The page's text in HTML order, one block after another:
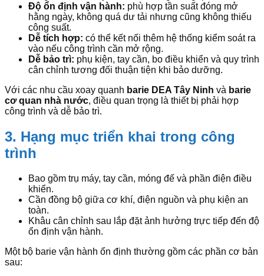
Độ ổn định vận hành: phù hợp tần suất đóng mở
hằng ngày, không quá dư tải nhưng cũng không thiếu
công suất.
Dễ tích hợp: có thể kết nối thêm hệ thống kiểm soát ra
vào nếu công trình cần mở rộng.
Dễ bảo trì: phụ kiện, tay cần, bo điều khiển và quy trình
cân chỉnh tương đối thuận tiện khi bảo dưỡng.
Với các nhu cầu xoay quanh barie DEA Tây Ninh và barie
cơ quan nhà nước, điều quan trọng là thiết bị phải hợp
công trình và dễ bảo trì.
3. Hạng mục triển khai trong công
trình
Bao gồm trụ máy, tay cần, móng đế và phần điện điều
khiển.
Cần đồng bộ giữa cơ khí, điện nguồn và phụ kiện an
toàn.
Khâu cân chỉnh sau lắp đặt ảnh hưởng trực tiếp đến độ
ổn định vận hành.
Một bộ barie vận hành ổn định thường gồm các phần cơ bản
sau: